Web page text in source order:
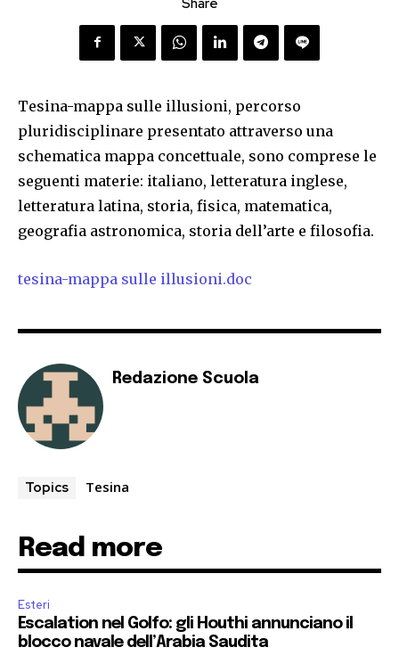
Tesina-mappa sulle illusioni, percorso
pluridisciplinare presentato attraverso una
schematica mappa concettuale, sono comprese le
seguenti materie: italiano, letteratura inglese,
letteratura latina, storia, fisica, matematica,
geografia astronomica, storia dell’arte e filosofia.
tesina-mappa sulle illusioni.doc
Redazione Scuola
Topics Tesina
Read more
Esteri
Escalation nel Golfo: gli Houthi annunciano il
blocco navale dell’Arabia Saudita